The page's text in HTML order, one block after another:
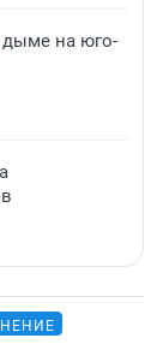
на юго-